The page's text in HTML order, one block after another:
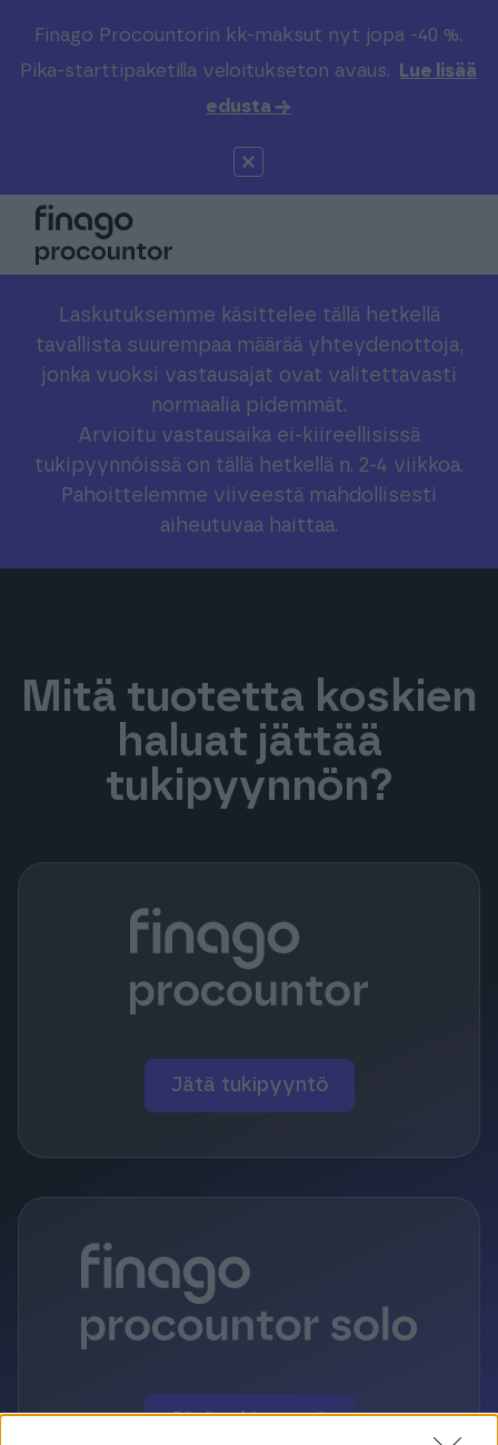
Finago Procountorin kk-maksut nyt jopa -40 %.
Pika-starttipaketilla veloitukseton avaus.
Lue lisää
edusta →
Etsi sivustolta
Valitse kieli
Global (EN)
Kirjaudu
Solo
Sopimuskone
Finago Sign
Kampus
Kenelle
Tilitoimistoille
Kokemuksia
Hinnasto
Tuki & Koulutus
Tilaa Procountor
Laskutuksemme käsittelee tällä hetkellä
tavallista suurempaa määrää yhteydenottoja,
jonka vuoksi vastausajat ovat valitettavasti
normaalia pidemmät.
Arvioitu vastausaika ei-kiireellisissä
tukipyynnöissä on tällä hetkellä n. 2-4 viikkoa.
Pahoittelemme viiveestä mahdollisesti
aiheutuvaa haittaa.
Mitä tuotetta koskien
haluat jättää
tukipyynnön?
Jätä tukipyyntö
Jätä tukipyyntö